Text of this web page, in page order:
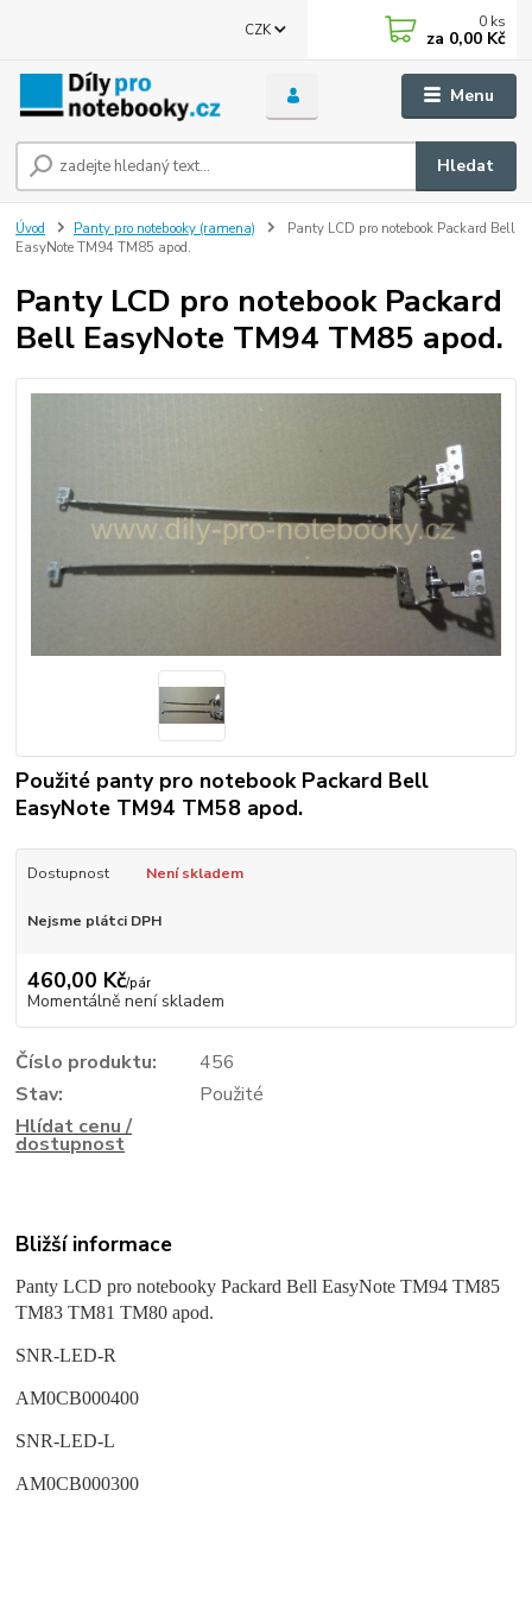
Menu
CZK
Hledat
0 ks
za 0,00 Kč
Úvod Panty pro notebooky (ramena)
Panty LCD pro notebook Packard Bell
EasyNote TM94 TM85 apod.
Panty LCD pro notebook Packard
Bell EasyNote TM94 TM85 apod.
Použité panty pro notebook Packard Bell
EasyNote TM94 TM58 apod.
Dostupnost Není skladem
Nejsme plátci DPH
460,00 Kč/pár
Momentálně není skladem
Číslo produktu:
456
Stav:
Použité
Hlídat cenu /
dostupnost
Bližší informace
Panty LCD pro notebooky Packard Bell EasyNote TM94 TM85
TM83 TM81 TM80 apod.
SNR-LED-R
AM0CB000400
SNR-LED-L
AM0CB000300